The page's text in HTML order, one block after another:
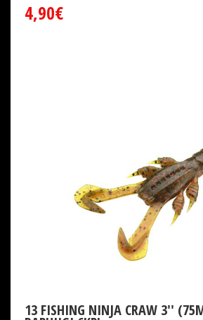
4,90€
13 FISHING NINJA CRAW 3''